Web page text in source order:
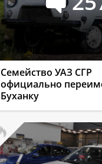
Семейство УАЗ СГР
официально
Буханку